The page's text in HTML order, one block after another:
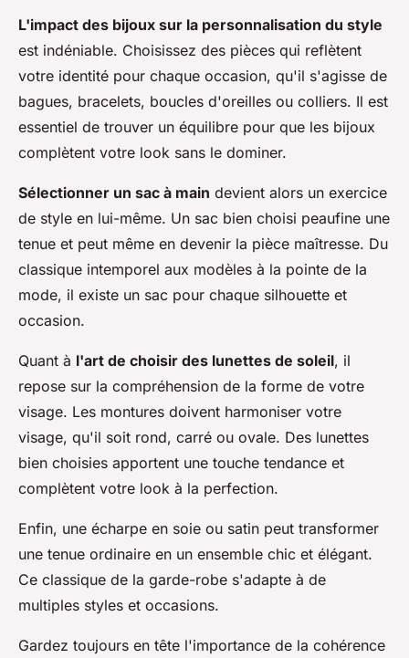
L'impact des bijoux sur la personnalisation du style
est indéniable. Choisissez des pièces qui reflètent
votre identité pour chaque occasion, qu'il s'agisse de
bagues, bracelets, boucles d'oreilles ou colliers. Il est
essentiel de trouver un équilibre pour que les bijoux
complètent votre look sans le dominer.
Sélectionner un sac à main devient alors un exercice
de style en lui-même. Un sac bien choisi peaufine une
tenue et peut même en devenir la pièce maîtresse. Du
classique intemporel aux modèles à la pointe de la
mode, il existe un sac pour chaque silhouette et
occasion.
Quant à l'art de choisir des lunettes de soleil, il
repose sur la compréhension de la forme de votre
visage. Les montures doivent harmoniser votre
visage, qu'il soit rond, carré ou ovale. Des lunettes
bien choisies apportent une touche tendance et
complètent votre look à la perfection.
Enfin, une écharpe en soie ou satin peut transformer
une tenue ordinaire en un ensemble chic et élégant.
Ce classique de la garde-robe s'adapte à de
multiples styles et occasions.
Gardez toujours en tête l'importance de la cohérence